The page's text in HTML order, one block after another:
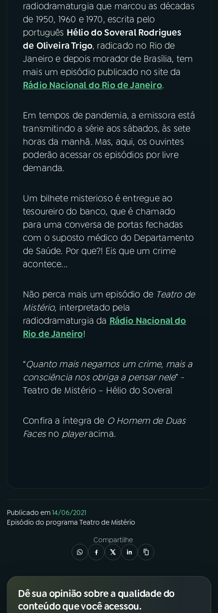
FESTIVAL DE MÚSICA
ACOMPANHE A RÁDIO NACIONAL
YouTube
TikTok
radiodramaturgia que marcou as décadas
de 1950, 1960 e 1970, escrita pelo
português Hélio do Soveral Rodrigues
de Oliveira Trigo, radicado no Rio de
Janeiro e depois morador de Brasília, tem
mais um episódio publicado no site da
Rádio Nacional do Rio de Janeiro.
Em tempos de pandemia, a emissora está
transmitindo a série aos sábados, às sete
horas da manhã. Mas, aqui, os ouvintes
poderão acessar os episódios por livre
demanda.
Um bilhete misterioso é entregue ao
tesoureiro do banco, que é chamado
para uma conversa de portas fechadas
com o suposto médico do Departamento
de Saúde. Por que?! Eis que um crime
acontece...
Não perca mais um episódio de Teatro de
Mistério, interpretado pela
radiodramaturgia da Rádio Nacional do
Rio de Janeiro!
“Quanto mais negamos um crime, mais a
consciência nos obriga a pensar nele” -
Teatro de Mistério – Hélio do Soveral
Confira a íntegra de O Homem de Duas
Facesno playeracima.
Publicado em14/06/2021
Episódio do programa Teatro de Mistério
Compartilhe
Dê sua opinião sobre a qualidade do
conteúdo que você acessou.